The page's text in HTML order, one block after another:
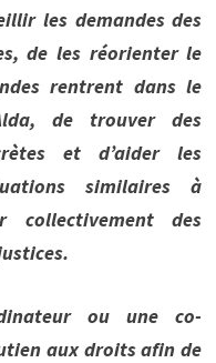
les demandes des
de les réorienter le
rentrent dans le
de trouver des
et d’aider les
similaires à
collectivement des
ou une co-
aux droits afin de